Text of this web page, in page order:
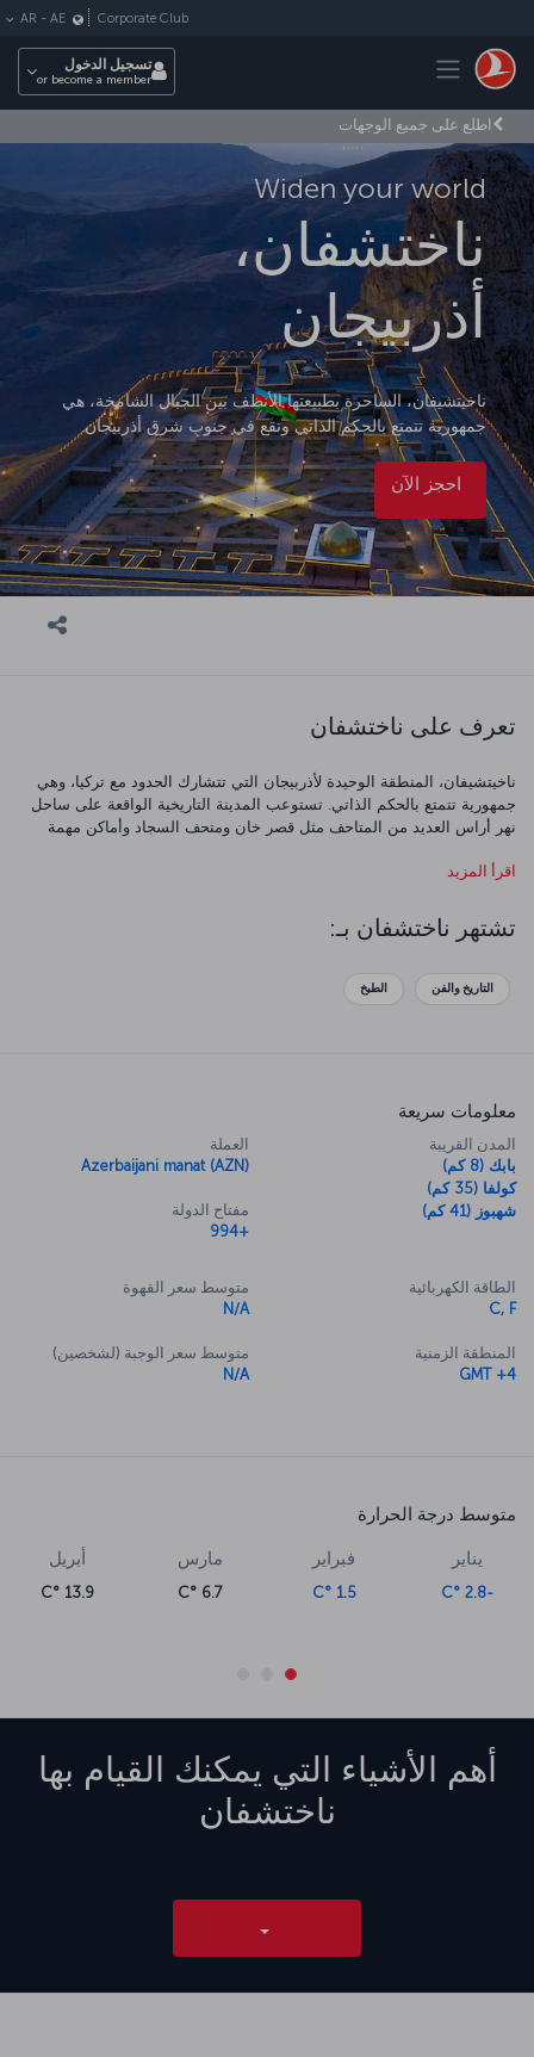
Toggle navigation
Corporate Club
AR - AE
تسجيل الدخول
or become a member
اطلع على جميع الوجهات
Widen your world
ناختشفان،
أذربيجان
ناخيتشيفان، الساحرة بطبيعتها الأنظف بين الجبال الشامخة، هي
جمهورية تتمتع بالحكم الذاتي وتقع في جنوب شرق أذربيجان.
احجز الآن
تعرف على ناختشفان
ناخيتشيفان، المنطقة الوحيدة لأذربيجان التي تتشارك الحدود مع تركيا، وهي
جمهورية تتمتع بالحكم الذاتي. تستوعب المدينة التاريخية الواقعة على ساحل
نهر أراس العديد من المتاحف مثل قصر خان ومتحف السجاد وأماكن مهمة
ناخيتشيفان، موطنا لموارد طبيعية غنية مثل المياه المعدنية والصودا والملح،
تدعوك إلى اكتشافات صحية.
اقرأ المزيد
تشتهر ناختشفان بـ:
التاريخ والفن الطبخ
معلومات سريعة
المدن القريبة
بابك (8 كم)
كولفا (35 كم)
شهبوز (41 كم)
العملة
Azerbaijani manat (AZN)
مفتاح الدولة
+994
الطاقة الكهربائية
C, F
المنطقة الزمنية
GMT +4
متوسط سعر القهوة
N/A
متوسط سعر الوجبة (لشخصين)
N/A
متوسط درجة الحرارة
يناير
-2.8 °C
فبراير
1.5 °C
مارس
6.7 °C
أبريل
13.9 °C
أهم الأشياء التي يمكنك القيام بها
ناختشفان